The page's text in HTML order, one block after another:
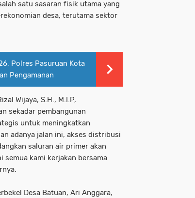
satu sasaran fisik utama yang
desa, terutama sektor
Polres Pasuruan Kota
Pengamanan
Wijaya, S.H., M.I.P,
sekadar pembangunan
untuk meningkatkan
adanya jalan ini, akses distribusi
saluran air primer akan
semua kami kerjakan bersama
Desa Batuan, Ari Anggara,